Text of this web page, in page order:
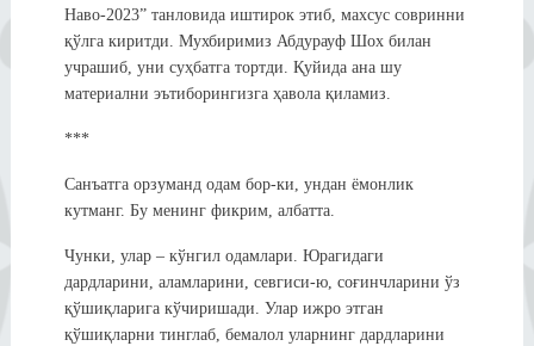
Наво-2023” танловида иштирок этиб, махсус совринни
қўлга киритди. Мухбиримиз Абдурауф Шох билан
учрашиб, уни суҳбатга тортди. Қуйида ана шу
материални эътиборингизга ҳавола қиламиз.
***
Санъатга орзуманд одам бор-ки, ундан ёмонлик
кутманг. Бу менинг фикрим, албатта.
Чунки, улар – кўнгил одамлари. Юрагидаги
дардларини, аламларини, севгиси-ю, соғинчларини ўз
қўшиқларига кўчиришади. Улар ижро этган
қўшиқларни тинглаб, бемалол уларнинг дардларини